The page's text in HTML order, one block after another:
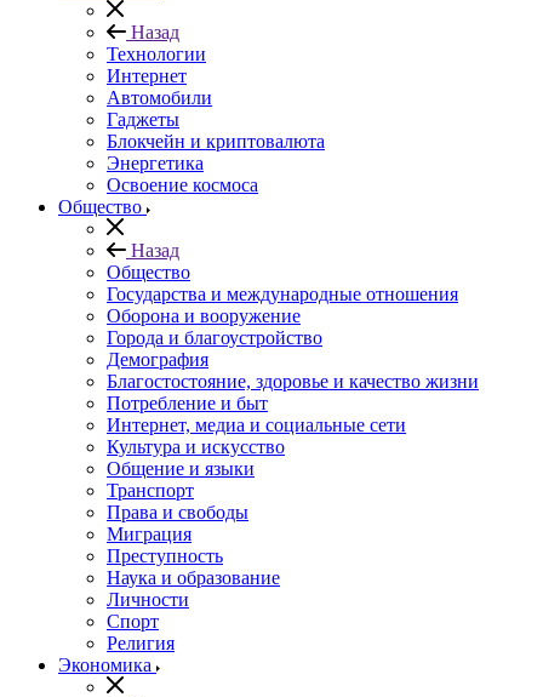
Назад
Технологии
Интернет
Автомобили
Гаджеты
Блокчейн и криптовалюта
Энергетика
Освоение космоса
Общество
Назад
Общество
Государства и международные отношения
Оборона и вооружение
Города и благоустройство
Демография
Благостостояние, здоровье и качество жизни
Потребление и быт
Интернет, медиа и социальные сети
Культура и искусство
Общение и языки
Транспорт
Права и свободы
Миграция
Преступность
Наука и образование
Личности
Спорт
Религия
Экономика